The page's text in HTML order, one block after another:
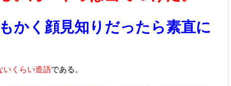
かく顔見知りだったら素直に
いくらい造語である。